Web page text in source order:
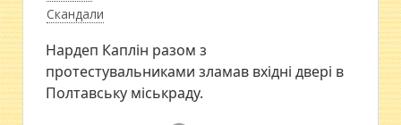
Скандали
Нардеп Каплін разом з
протестувальниками зламав вхідні двері в
Полтавську міськраду.